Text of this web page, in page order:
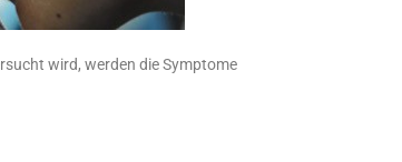
wird, werden die Symptome